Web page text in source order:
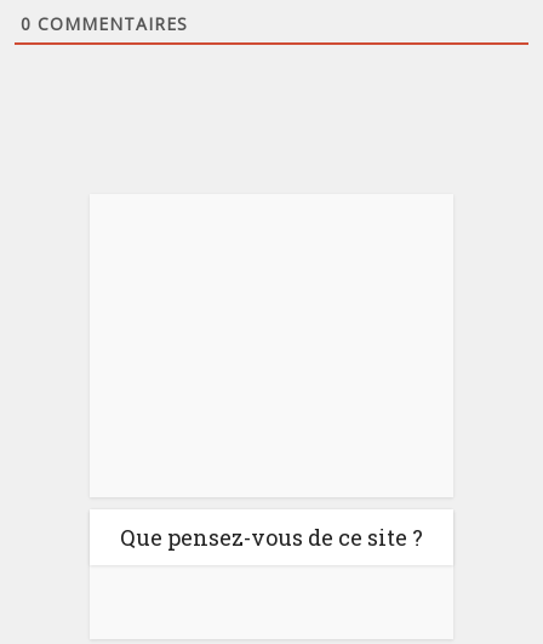
0 COMMENTAIRES
Que pensez-vous de ce site ?